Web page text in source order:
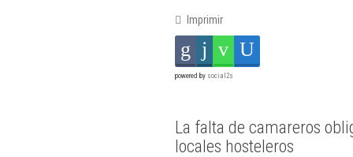
Imprimir
powered by social2s
La falta de camareros
locales hosteleros